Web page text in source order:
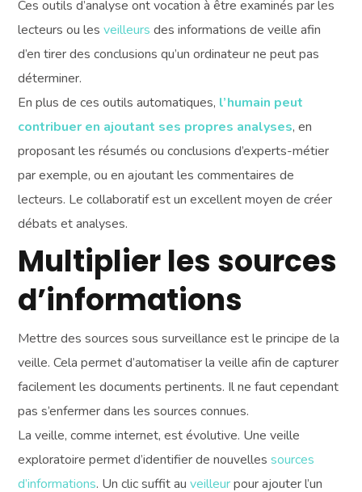
Ces outils d’analyse ont vocation à être examinés par les
lecteurs ou lesveilleurs des informations de veille afin
d’en tirer des conclusions qu’un ordinateur ne peut pas
déterminer.
En plus de ces outils automatiques, l’humain peut
contribuer en ajoutant ses propres analyses, en
proposant les résumés ou conclusions d’experts-métier
par exemple, ou en ajoutant les commentaires de
lecteurs. Le collaboratif est un excellent moyen de créer
débats et analyses.
Multiplier les sources
d’informations
Mettre des sources sous surveillance est le principe de la
veille. Cela permet d’automatiser la veille afin de capturer
facilement les documents pertinents. Il ne faut cependant
pas s’enfermer dans les sources connues.
La veille, comme internet, est évolutive. Une veille
exploratoire permet d’identifier de nouvellessources
d’informations. Un clic suffit auveilleurpour ajouter l’un